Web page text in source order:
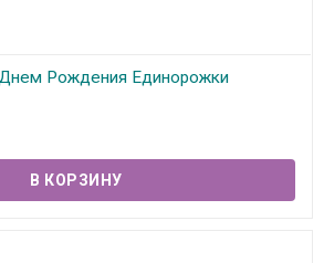
Рождения Единорожки